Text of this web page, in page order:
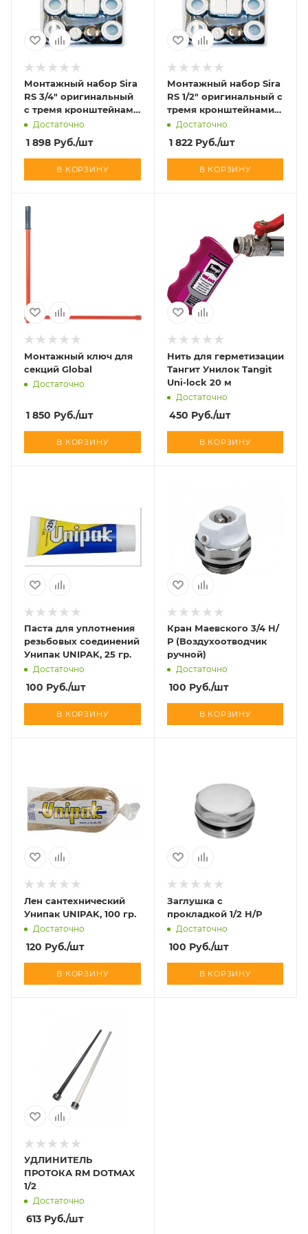
Монтажный набор Sira
RS 3/4" оригинальный
c тремя кронштейнами
(белый)
Достаточно
1 898 Руб./шт
В КОРЗИНУ
Монтажный набор Sira
RS 1/2" оригинальный c
тремя кронштейнами
(белый)
Достаточно
1 822Руб./шт
В КОРЗИНУ
Монтажный ключ для
секций Global
Достаточно
1 850 Руб./шт
В КОРЗИНУ
Нить для герметизации
Тангит Унилок Tangit
Uni-lock 20 м
Достаточно
450 Руб./шт
В КОРЗИНУ
Паста для уплотнения
резьбовых соединений
Унипак UNIPAK, 25 гр.
Достаточно
100 Руб./шт
В КОРЗИНУ
Кран Маевского 3/4 Н/
Р (Воздухоотводчик
ручной)
Достаточно
100 Руб./шт
В КОРЗИНУ
Лен сантехнический
Унипак UNIPAK, 100 гр.
Достаточно
120 Руб./шт
В КОРЗИНУ
Заглушка с
прокладкой 1/2 Н/Р
Достаточно
100 Руб./шт
В КОРЗИНУ
УДЛИНИТЕЛЬ
ПРОТОКА RM DOTMAX
1/2
Достаточно
613 Руб./шт